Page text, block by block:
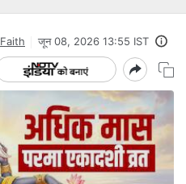
Faith जून 08, 2026 13:55 IST